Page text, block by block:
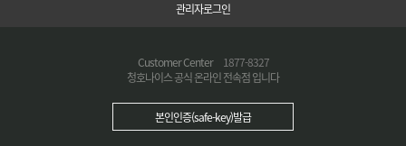
관리자로그인
Customer Center 1877-8327
청호나이스 공식 온라인 전속점 입니다
본인인증(safe-key)발급